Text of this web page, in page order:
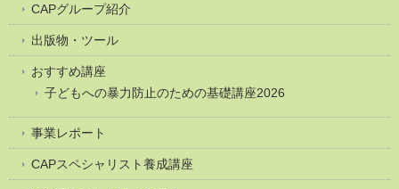
CAPグループ紹介
出版物・ツール
おすすめ講座
子どもへの暴力防止のための基礎講座2026
事業レポート
CAPスペシャリスト養成講座